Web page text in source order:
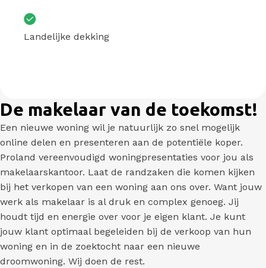
Landelijke dekking
De makelaar van de toekomst!
Een nieuwe woning wil je natuurlijk zo snel mogelijk
online delen en presenteren aan de potentiële koper.
Proland vereenvoudigd woningpresentaties voor jou als
makelaarskantoor. Laat de randzaken die komen kijken
bij het verkopen van een woning aan ons over. Want jouw
werk als makelaar is al druk en complex genoeg. Jij
houdt tijd en energie over voor je eigen klant. Je kunt
jouw klant optimaal begeleiden bij de verkoop van hun
woning en in de zoektocht naar een nieuwe
droomwoning. Wij doen de rest.